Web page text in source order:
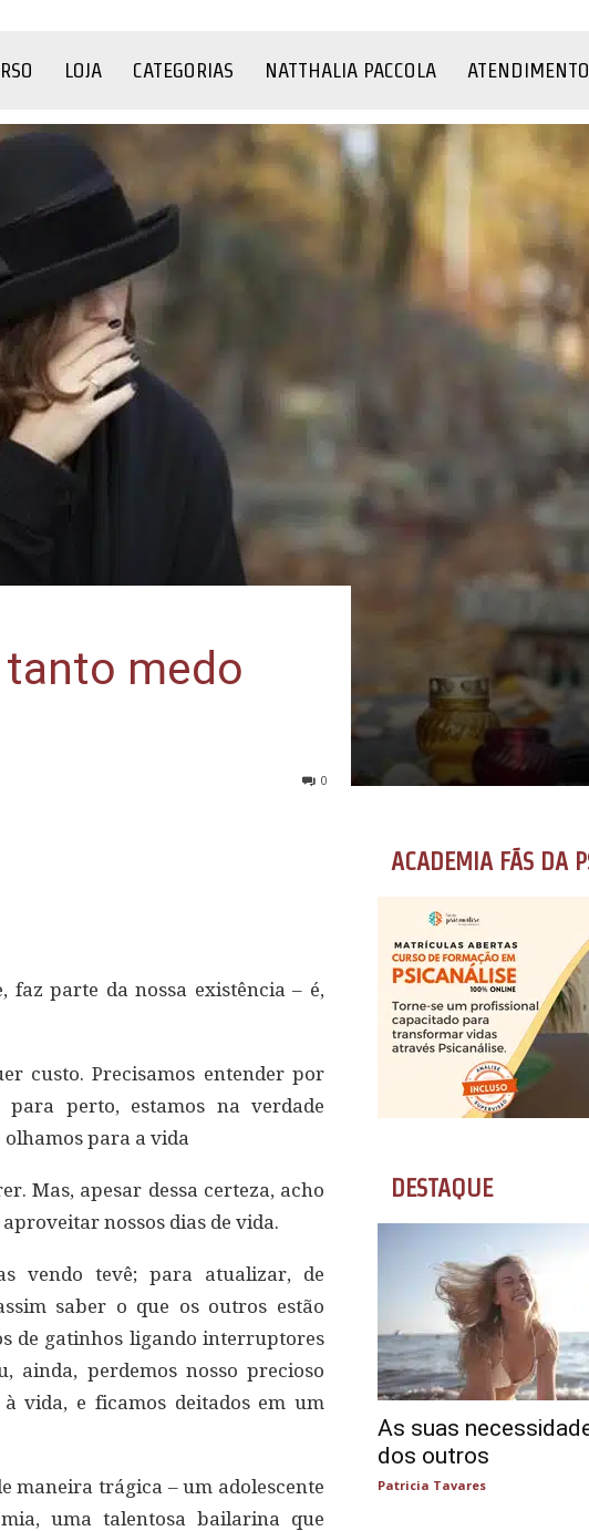
LOJA CATEGORIAS NATTHALIA PACCOLA
medo
0
faz parte da nossa existência – é,
custo. Precisamos entender por
perto, estamos na verdade
para a vida
Mas, apesar dessa certeza, acho
nossos dias de vida.
vendo tevê; para atualizar, de
saber o que os outros estão
de gatinhos ligando interruptores
ainda, perdemos nosso precioso
vida, e ficamos deitados em um
maneira trágica – um adolescente
uma talentosa bailarina que
ACADEMIA FÃS DA
DESTAQUE
As suas
dos outros
Patricia Tavares